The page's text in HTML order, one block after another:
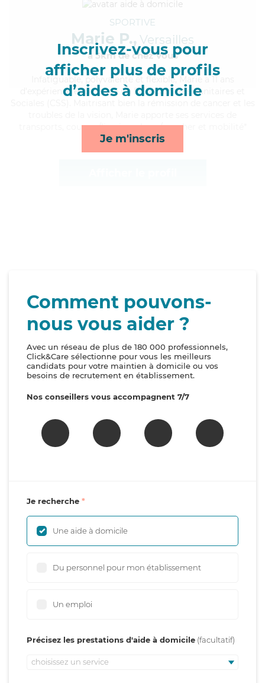
Inscrivez-vous pour
afficher plus de profils
d’aides à domicile
Je m'inscris
SPORTIVE
Marie P., Versailles
à 5km de chez Vous
, polyvalente et flexible, Marie a 11 ans
d'expérience et possède un BEP Carrières Sanitaires et
transports, courses/livraison, lever/coucher et mobilité*
Comment pouvons-
nous vous aider ?
Avec un réseau de plus de 180 000 professionnels,
Click&Care sélectionne pour vous les meilleurs
candidats pour votre maintien à domicile ou vos
besoins de recrutement en établissement.
Nos conseillers vous accompagnent 7/7
Je recherche
Une aide à domicile
Du personnel pour mon établissement
Un emploi
Précisez les prestations d'aide à domicile
choisissez un service